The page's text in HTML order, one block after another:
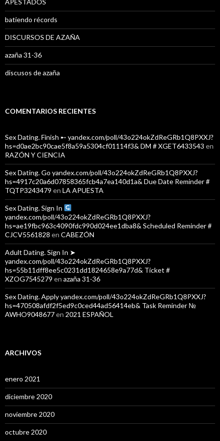
APESTADOS
batiendo récords
DISCURSOS DE AZAÑA
azaña 31-36
discusos de azaña
COMENTARIOS RECIENTES
Sex Dating. Finish ➸ yandex.com/poll/43o224okZdReGRb1Q8PXXJ?
hs=d0ae2bc90cae5f8a59a5304cf01114f3& DM # XGET6433543 en
RAZÓN Y CIENCIA
Sex Dating. Go yandex.com/poll/43o224okZdReGRb1Q8PXXJ?
hs=4917c20a6d07858365fcb4a7ea140d1a& Due Date Reminder #
TQTP3243479 en LA APUESTA
Sex Dating. Sign In
yandex.com/poll/43o224okZdReGRb1Q8PXXJ?
hs=ae19fbc963c4090fdc990d024ee1dba8& Scheduled Reminder #
CJCV5561828 en CABEZÓN
Adult Dating. Sign In ➤
yandex.com/poll/43o224okZdReGRb1Q8PXXJ?
hs=55b11dff8ee5c0231dd1824658e9a77d& Ticket #
XZOG7545279 en azaña 31-36
Sex Dating. Apply yandex.com/poll/43o224okZdReGRb1Q8PXXJ?
hs=470508afdf2f5ed9c0ced44ad56414eb& Task Reminder №
AWHO9048677en 2021 ESPAÑOL
ARCHIVOS
enero 2021
diciembre 2020
noviembre 2020
octubre 2020